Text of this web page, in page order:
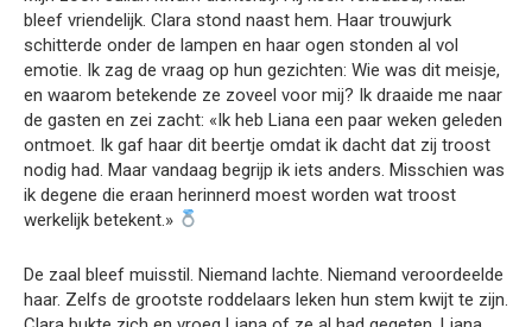
bleef vriendelijk. Clara stond naast hem. Haar trouwjurk
schitterde onder de lampen en haar ogen stonden al vol
emotie. Ik zag de vraag op hun gezichten: Wie was dit meisje,
en waarom betekende ze zoveel voor mij? Ik draaide me naar
de gasten en zei zacht: «Ik heb Liana een paar weken geleden
ontmoet. Ik gaf haar dit beertje omdat ik dacht dat zij troost
nodig had. Maar vandaag begrijp ik iets anders. Misschien was
ik degene die eraan herinnerd moest worden wat troost
werkelijk betekent.»
De zaal bleef muisstil. Niemand lachte. Niemand veroordeelde
haar. Zelfs de grootste roddelaars leken hun stem kwijt te zijn.